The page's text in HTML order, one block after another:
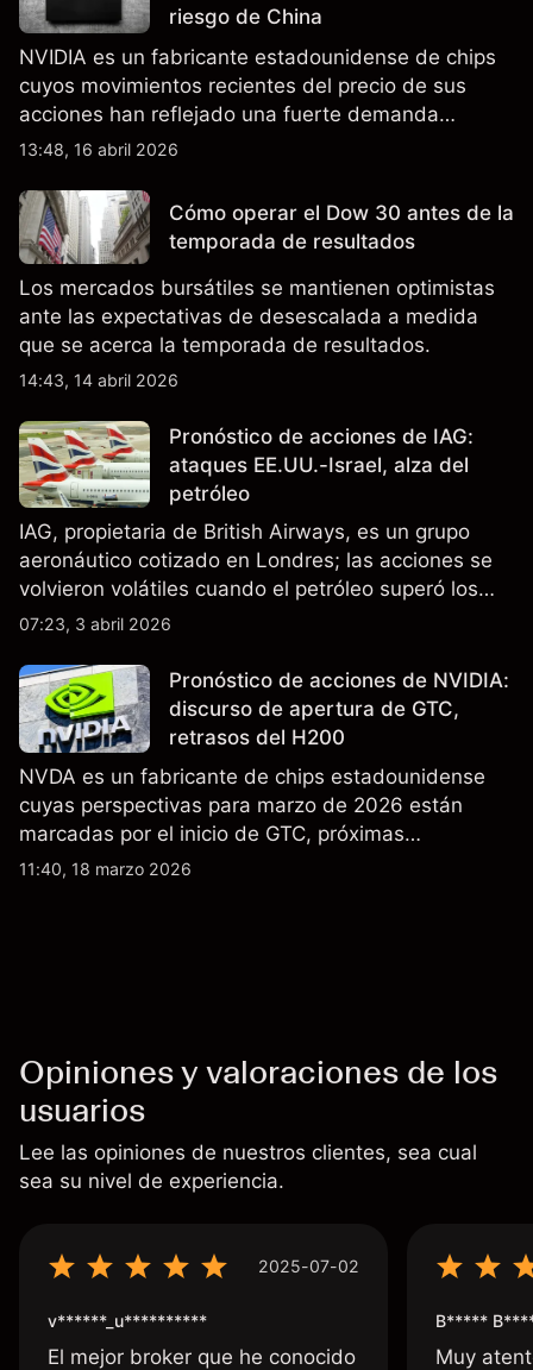
riesgo de China
NVIDIA es un fabricante estadounidense de chips
cuyos movimientos recientes del precio de sus
acciones han reflejado una fuerte demanda
relacionada con la IA, ingresos trimestrales récord
de exportación de EE.UU. que afectan las ventas
en China.
13:48, 16 abril 2026
Cómo operar el Dow 30 antes de la
temporada de resultados
Los mercados bursátiles se mantienen optimistas
ante las expectativas de desescalada a medida
que se acerca la temporada de resultados.
14:43, 14 abril 2026
Pronóstico de acciones de IAG:
ataques EE.UU.-Israel, alza del
petróleo
IAG, propietaria de British Airways, es un grupo
aeronáutico cotizado en Londres; las acciones se
volvieron volátiles cuando el petróleo superó los
$105 y los cierres del espacio aéreo de Oriente
no es un indicador fiable de resultados futuros..
07:23, 3 abril 2026
Pronóstico de acciones de NVIDIA:
discurso de apertura de GTC,
retrasos del H200
NVDA es un fabricante de chips estadounidense
cuyas perspectivas para marzo de 2026 están
marcadas por el inicio de GTC, próximas
actualizaciones de productos y la incertidumbre
11:40, 18 marzo 2026
Opiniones y valoraciones de los
usuarios
Lee las opiniones de nuestros clientes, sea cual
sea su nivel de experiencia.
2025-07-02
v******_u**********
El mejor broker que he conocido
B*****
Muy